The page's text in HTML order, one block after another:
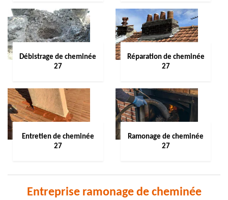
Débistrage de cheminée
27
Réparation de cheminée
27
Entretien de cheminée
27
Ramonage de cheminée
27
Entreprise ramonage de cheminée